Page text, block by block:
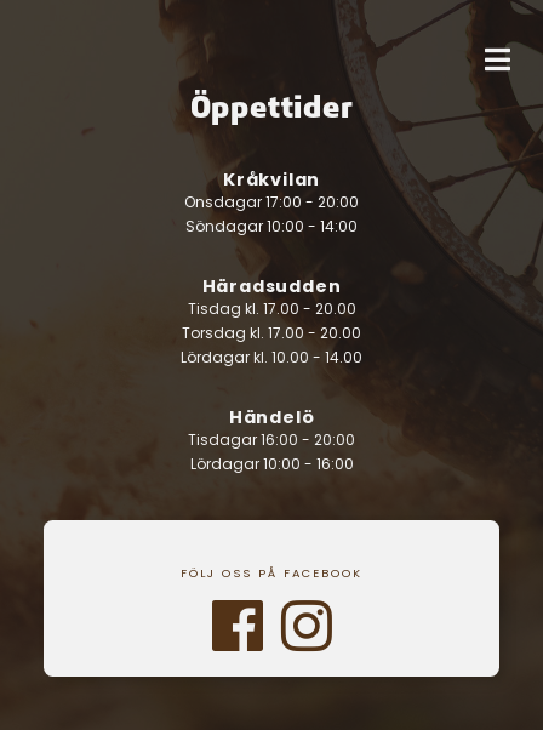
Öppettider
Kråkvilan
Onsdagar 17:00 - 20:00
Söndagar 10:00 - 14:00
Häradsudden
Tisdag kl. 17.00 - 20.00
Torsdag kl. 17.00 - 20.00
Lördagar kl. 10.00 - 14.00
Händelö
Tisdagar 16:00 - 20:00
Lördagar 10:00 - 16:00
FÖLJ OSS PÅ FACEBOOK